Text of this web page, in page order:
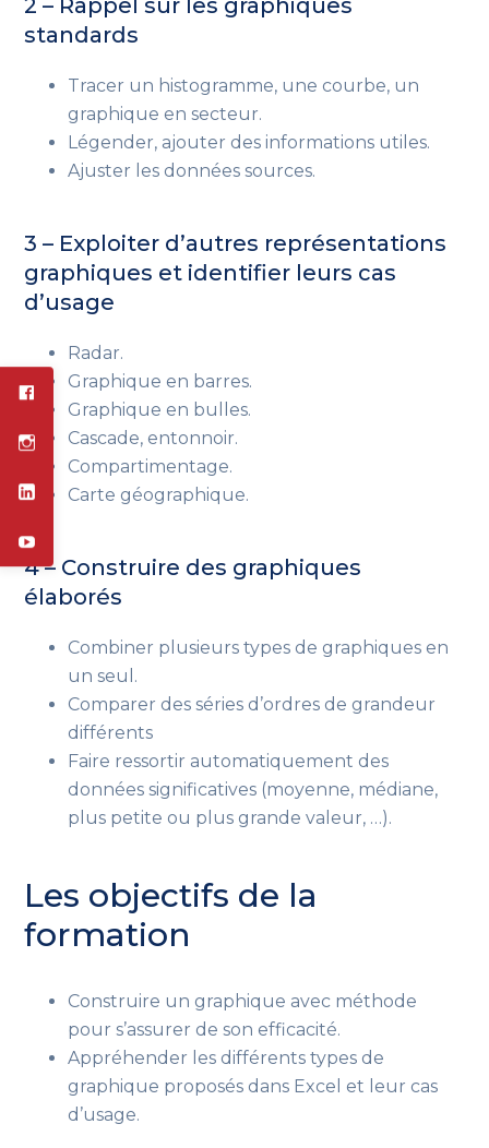
standards
Tracer un histogramme, une courbe, un
graphique en secteur.
Légender, ajouter des informations utiles.
Ajuster les données sources.
3 – Exploiter d’autres représentations
graphiques et identifier leurs cas
d’usage
Radar.
Graphique en barres.
Graphique en bulles.
Cascade, entonnoir.
Compartimentage.
Carte géographique.
4 – Construire des graphiques
élaborés
Combiner plusieurs types de graphiques en
un seul.
Comparer des séries d’ordres de grandeur
différents
Faire ressortir automatiquement des
données significatives (moyenne, médiane,
plus petite ou plus grande valeur, …).
Les objectifs de la
formation
Construire un graphique avec méthode
pour s’assurer de son efficacité.
Appréhender les différents types de
graphique proposés dans Excel et leur cas
d’usage.